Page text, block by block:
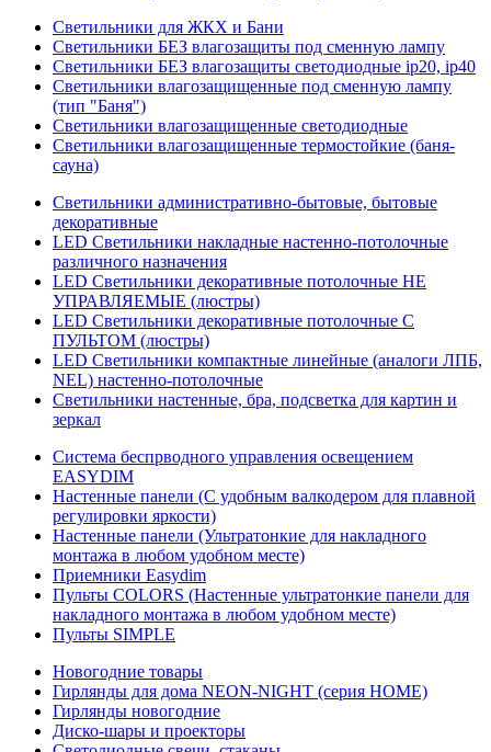
Светильники для ЖКХ и Бани
Светильники БЕЗ влагозащиты под сменную лампу
Светильники БЕЗ влагозащиты светодиодные ip20, ip40
Светильники влагозащищенные под сменную лампу
(тип "Баня")
Светильники влагозащищенные светодиодные
Светильники влагозащищенные термостойкие (баня-
сауна)
Светильники административно-бытовые, бытовые
декоративные
LED Cветильники накладные настенно-потолочные
различного назначения
LED Светильники декоративные потолочные НЕ
УПРАВЛЯЕМЫЕ (люстры)
LED Светильники декоративные потолочные С
ПУЛЬТОМ (люстры)
LED Светильники компактные линейные (аналоги ЛПБ,
NEL) настенно-потолочные
Светильники настенные, бра, подсветка для картин и
зеркал
Система беспрводного управления освещением
EASYDIM
Настенные панели (С удобным валкодером для плавной
регулировки яркости)
Настенные панели (Ультратонкие для накладного
монтажа в любом удобном месте)
Приемники Easydim
Пульты COLORS (Настенные ультратонкие панели для
накладного монтажа в любом удобном месте)
Пульты SIMPLE
Новогодние товары
Гирлянды для дома NEON-NIGHT (серия HOME)
Гирлянды новогодние
Диско-шары и проекторы